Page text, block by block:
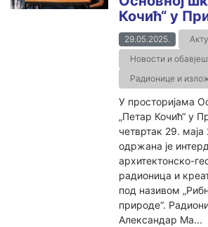
Кочић“ у
29.05.2025.
Новости и
Радионице и
У просторијама
„Петар Кочић“ у
четвртак 29.
одржана је
архитектонско-
радионица и
под називом
природе“.
Александар Ма...